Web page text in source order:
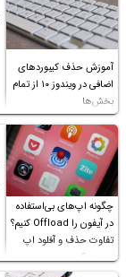
آموزش حذف کیبوردهای
اضافی در ویندوز ۱۰ از تمام
بخش‌ها
چگونه اپ‌های بی‌استفاده
در آیفون را Offload کنیم؟
تفاوت حذف و آفلود اپ
چیست؟